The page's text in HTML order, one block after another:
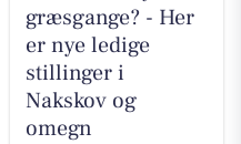
græsgange? - Her
er nye ledige
stillinger i
Nakskov og
omegn